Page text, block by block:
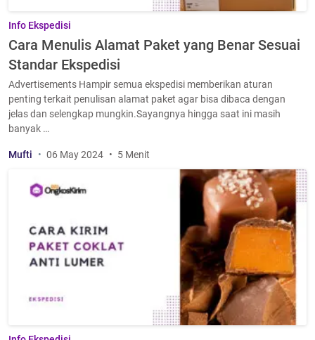
Info Ekspedisi
Cara Menulis Alamat Paket yang Benar Sesuai
Standar Ekspedisi
Advertisements Hampir semua ekspedisi memberikan aturan
penting terkait penulisan alamat paket agar bisa dibaca dengan
jelas dan selengkap mungkin.Sayangnya hingga saat ini masih
banyak …
Mufti 06 May 2024 5 Menit